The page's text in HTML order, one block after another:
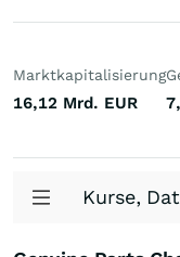
Marktkapitalisierung
16,12 Mrd. EUR
Kurse,